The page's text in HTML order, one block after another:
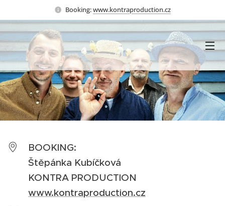
Booking:www.kontraproduction.cz
BOOKING:
Štěpánka Kubíčková
KONTRA PRODUCTION
www.kontraproduction.cz